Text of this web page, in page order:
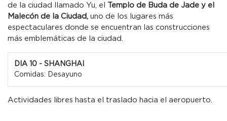
de la ciudad llamado Yu, el Templo de Buda de Jade y el
Malecón de la Ciudad, uno de los lugares más
espectaculares donde se encuentran las construcciones
más emblemáticas de la ciudad.
DIA 10 - SHANGHAI
Comidas: Desayuno
Actividades libres hasta el traslado hacia el aeropuerto.